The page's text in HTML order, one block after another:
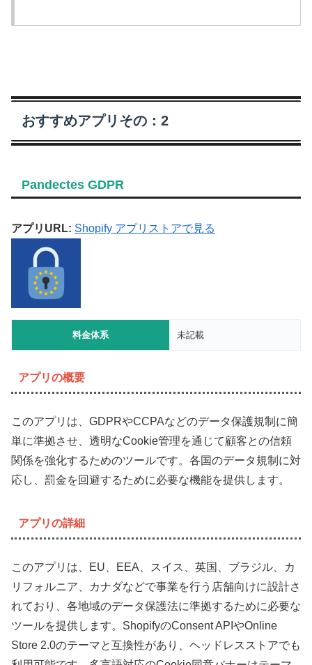
おすすめアプリその：2
Pandectes GDPR
アプリURL: Shopify アプリストアで見る
料金体系 未記載
アプリの概要
このアプリは、GDPRやCCPAなどのデータ保護規制に簡
単に準拠させ、透明なCookie管理を通じて顧客との信頼
関係を強化するためのツールです。各国のデータ規制に対
応し、罰金を回避するために必要な機能を提供します。
アプリの詳細
このアプリは、EU、EEA、スイス、英国、ブラジル、カ
リフォルニア、カナダなどで事業を行う店舗向けに設計さ
れており、各地域のデータ保護法に準拠するために必要な
ツールを提供します。ShopifyのConsent APIやOnline
Store 2.0のテーマと互換性があり、ヘッドレスストアでも